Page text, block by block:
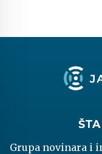
Grupa novinara i